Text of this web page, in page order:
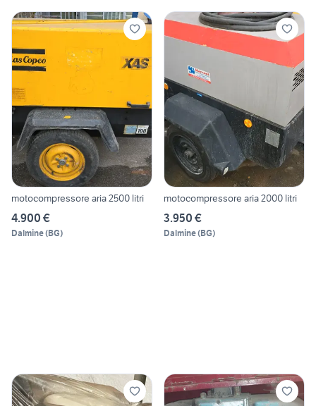
motocompressore aria 2500 litri
4.900 €
Dalmine(BG)
motocompressore aria 2000 litri
3.950 €
Dalmine(BG)